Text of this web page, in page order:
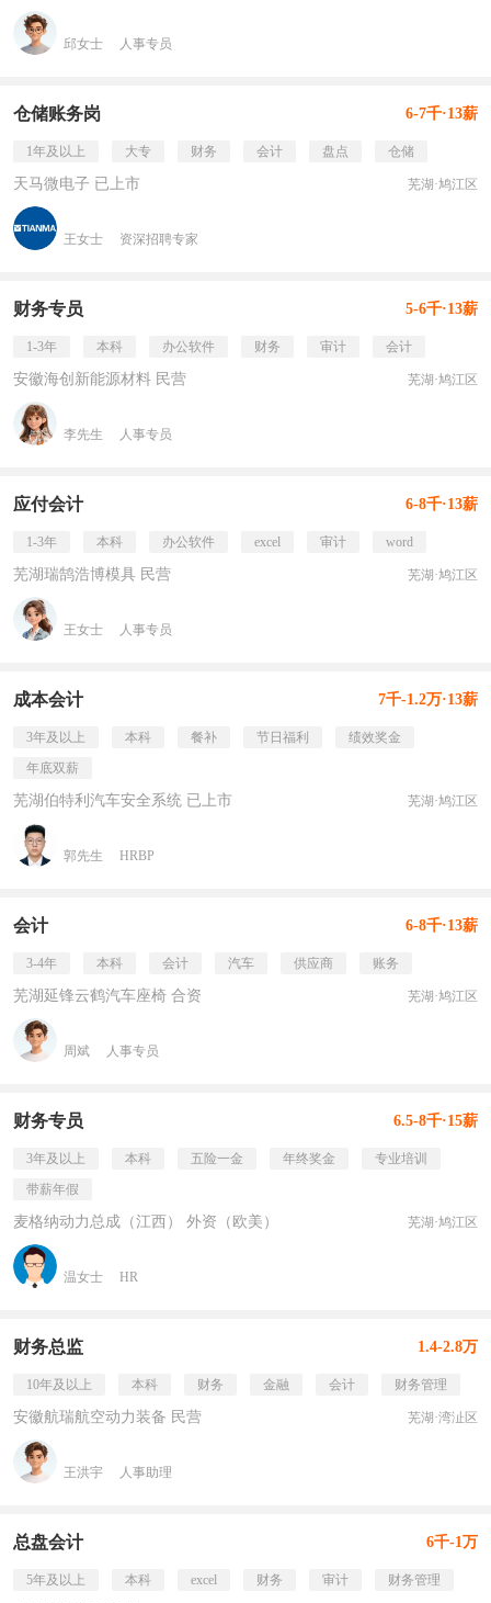
邱女士 人事专员
仓储账务岗 6-7千·13薪
1年及以上 大专 财务 会计 盘点 仓储
天马微电子 已上市 芜湖·鸠江区
王女士 资深招聘专家
财务专员 5-6千·13薪
1-3年 本科 办公软件 财务 审计 会计
安徽海创新能源材料 民营 芜湖·鸠江区
李先生 人事专员
应付会计 6-8千·13薪
1-3年 本科 办公软件 excel 审计 word
芜湖瑞鹄浩博模具 民营 芜湖·鸠江区
王女士 人事专员
成本会计 7千-1.2万·13薪
3年及以上 本科 餐补 节日福利
绩效奖金
年底双薪
芜湖伯特利汽车安全系统 已上市 芜湖·鸠江区
郭先生 HRBP
会计 6-8千·13薪
3-4年 本科 会计 汽车 供应商 账务
芜湖延锋云鹤汽车座椅 合资 芜湖·鸠江区
周斌 人事专员
财务专员 6.5-8千·15薪
3年及以上 本科 五险一金 年终奖金
专业培训
带薪年假
麦格纳动力总成（江西） 外资（欧美） 芜湖·鸠江区
温女士 HR
财务总监 1.4-2.8万
10年及以上 本科 财务 金融 会计 财务管理
安徽航瑞航空动力装备 民营 芜湖·湾沚区
王洪宇 人事助理
总盘会计 6千-1万
5年及以上 本科 excel 财务 审计 财务管理